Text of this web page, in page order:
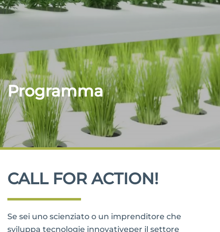
Programma
CALL FOR ACTION!
Se sei uno scienziato o un imprenditore che
sviluppa tecnologie innovativeper il settore